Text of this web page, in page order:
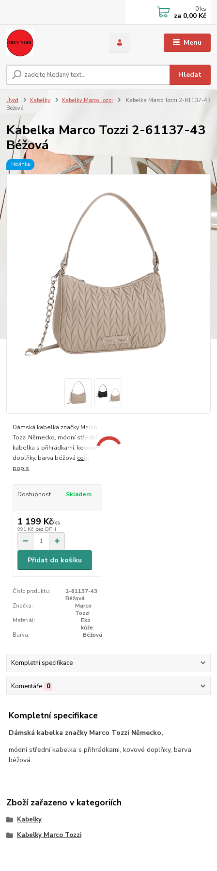
Menu
Hledat
0 ks
za 0,00 Kč
Úvod Kabelky Kabelky Marco Tozzi
Kabelka Marco Tozzi 2-61137-43
Béžová
Kabelka Marco Tozzi 2-61137-43
Béžová
Novinka
Dámská kabelka značky Marco
Tozzi Německo, módní střední
kabelka s přihrádkami, kovové
doplňky, barva béžová celý
popis
Dostupnost Skladem
1 199 Kč/ks
991 Kč bez DPH
Přidat do košíku
Číslo produktu:
2-61137-43
Béžová
Značka:
Marco
Tozzi
Materiál:
Eko
kůže
Barva:
Béžová
Kompletní specifikace
Komentáře 0
Kompletní specifikace
Dámská kabelka značky Marco Tozzi Německo,
módní střední kabelka s přihrádkami, kovové doplňky, barva
béžová
Zboží zařazeno v kategoriích
Kabelky
Kabelky Marco Tozzi